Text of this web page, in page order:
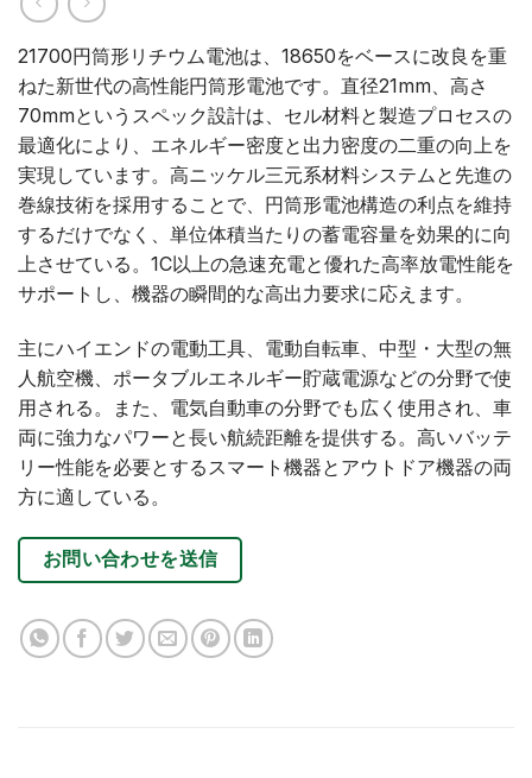
21700円筒形リチウム電池は、18650をベースに改良を重
ねた新世代の高性能円筒形電池です。直径21mm、高さ
70mmというスペック設計は、セル材料と製造プロセスの
最適化により、エネルギー密度と出力密度の二重の向上を
実現しています。高ニッケル三元系材料システムと先進の
巻線技術を採用することで、円筒形電池構造の利点を維持
するだけでなく、単位体積当たりの蓄電容量を効果的に向
上させている。1C以上の急速充電と優れた高率放電性能を
サポートし、機器の瞬間的な高出力要求に応えます。
主にハイエンドの電動工具、電動自転車、中型・大型の無
人航空機、ポータブルエネルギー貯蔵電源などの分野で使
用される。また、電気自動車の分野でも広く使用され、車
両に強力なパワーと長い航続距離を提供する。高いバッテ
リー性能を必要とするスマート機器とアウトドア機器の両
方に適している。
お問い合わせを送信